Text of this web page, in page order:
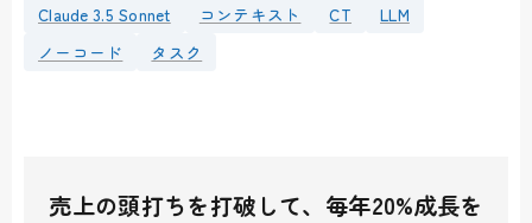
Claude 3.5 Sonnet
コンテキスト CT
LLM
ノーコード
タスク
売上の頭打ちを打破して、毎年20%成長を